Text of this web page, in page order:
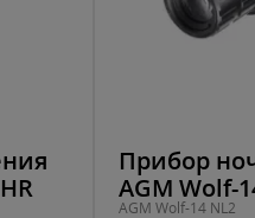
Прибор
AGM Wolf-
AGM Wolf-14 NL2